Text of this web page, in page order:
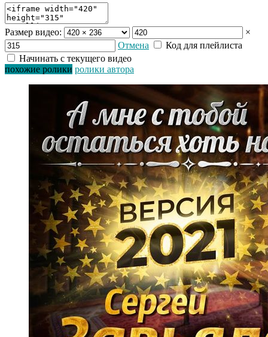
Размер видео:
×
Отмена
Код для плейлиста
Начинать с текущего видео
похожие ролики ролики автора